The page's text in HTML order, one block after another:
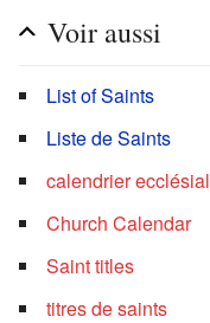
Voir aussi
List of Saints
Liste de Saints
calendrier ecclésial
Church Calendar
Saint titles
titres de saints